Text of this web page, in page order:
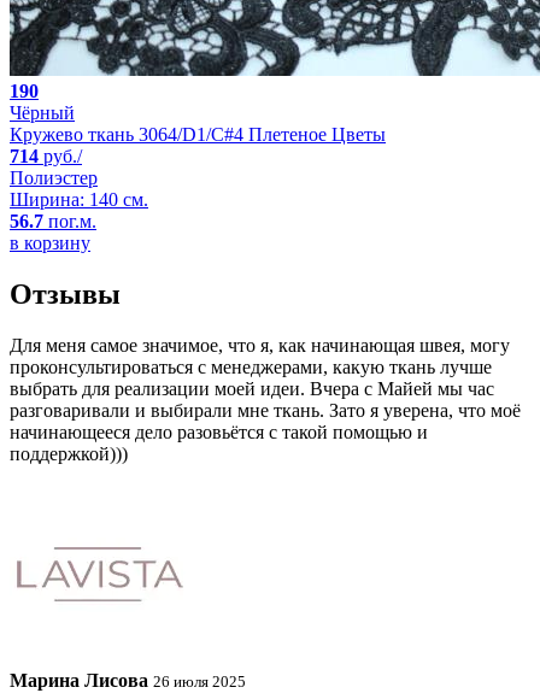
190
Чёрный
Кружево ткань 3064/D1/C#4 Плетеное Цветы
714 руб./
Полиэстер
Ширина: 140 см.
56.7 пог.м.
в корзину
Отзывы
Для меня самое значимое, что я, как начинающая швея, могу
проконсультироваться с менеджерами, какую ткань лучше
выбрать для реализации моей идеи. Вчера с Майей мы час
разговаривали и выбирали мне ткань. Зато я уверена, что моё
начинающееся дело разовьётся с такой помощью и
поддержкой)))
Марина Лисова 26 июля 2025